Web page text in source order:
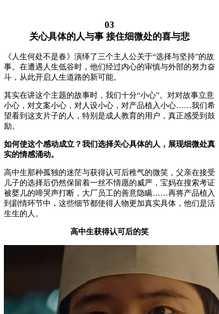
03
关心具体的人与事 接住细微处的喜与悲
《人生何处不是春》演绎了三个主人公关于“选择与坚持”的故
事。在遭遇人生低谷时，他们经过内心的审慎与外部的努力奋
斗，从此开启人生道路的新可能。
其实在讲这个主题的故事时，我们十分“小心”。对对故事立意
小心，对文案小心，对人设小心，对产品植入小心……我们希
望看到这支片子的人，特别是成人教育的用户，真正感受到鼓
励。
如何使这个感动成立？我们选择关心具体的人，展现细微处真
实的情感涌动。
高中生那种孤独的迷茫与获得认可后稚气的微笑，父亲在接受
儿子的选择后仍然保留着一丝不情愿的威严，宝妈在搜索考证
被婴儿的啼哭声打断，大厂员工的善意隐瞒……再将产品植入
到剧情环节中，这些细节都使得人物更加真实具体，他们是活
生生的人。
高中生获得认可后的笑